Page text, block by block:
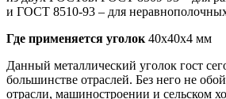
и ГОСТ 8510-93 – для
Где применяется уголок 40х40х4 мм
Данный металлический уголок гост
большинстве отраслей. Без него не
отрасли, машиностроении и сельском